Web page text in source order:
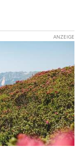
ANZEIGE